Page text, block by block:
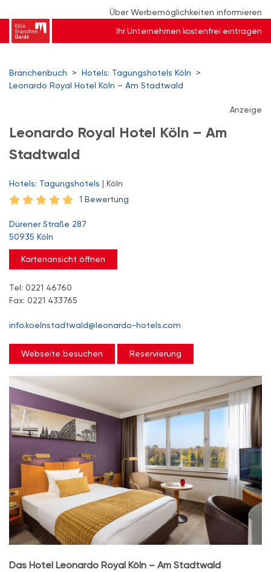
Über Werbemöglichkeiten informieren
Ihr Unternehmen kostenfrei eintragen
Branchenbuch > Hotels: Tagungshotels Köln
>
Leonardo Royal Hotel Köln – Am Stadtwald
Anzeige
Leonardo Royal Hotel Köln – Am
Stadtwald
Hotels: Tagungshotels | Köln
1 Bewertung
Dürener Straße 287
50935 Köln
Kartenansicht öffnen
Tel: 0221 46760
Fax: 0221 433765
info.koelnstadtwald@leonardo-hotels.com
Webseite besuchen Reservierung
Das Hotel Leonardo Royal Köln – Am Stadtwald